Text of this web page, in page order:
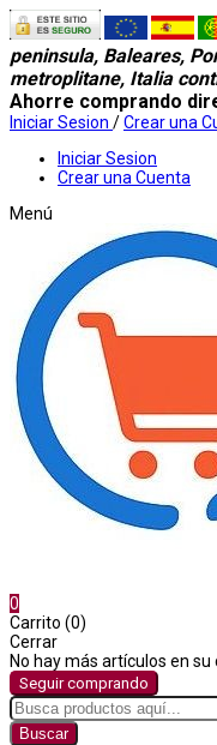
peninsula, Baleares,
metroplitane, Italia
Ahorre comprando
Iniciar Sesion /Crear una
Iniciar Sesion
Crear una Cuenta
Menú
0
Carrito (0)
Cerrar
No hay más artículos en su
Seguir comprando
Buscar